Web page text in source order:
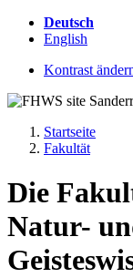
Deutsch
English
Kontrast
Startseite
Fakultät
Die
Natur-